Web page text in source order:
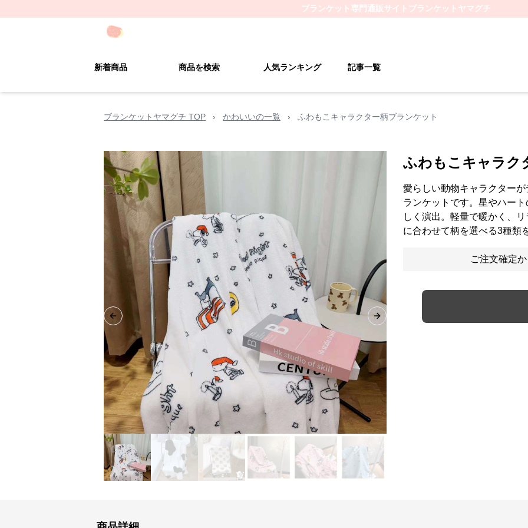
ブランケット 専門通販サイト ブランケットヤマグチ
新着商品 商品を検索 人気ランキング 記事一覧
ブランケットヤマグチ TOP › かわいいの一覧 › ふわもこキャラクター柄ブランケット
Previous slide Next slide
ふわもこキャラク
愛らしい動物キャラクター
ランケットです。星やハー
しく演出。軽量で暖かく、
に合わせて柄を選べる3種類
ご注文確定